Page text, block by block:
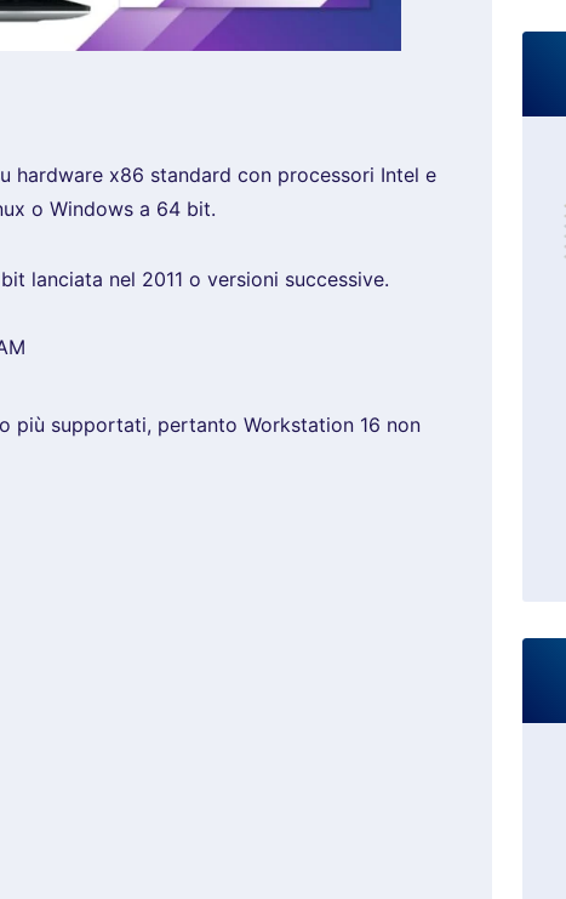
hardware x86 standard con processori Intel e
o Windows a 64 bit.
lanciata nel 2011 o versioni successive.
più supportati, pertanto Workstation 16 non